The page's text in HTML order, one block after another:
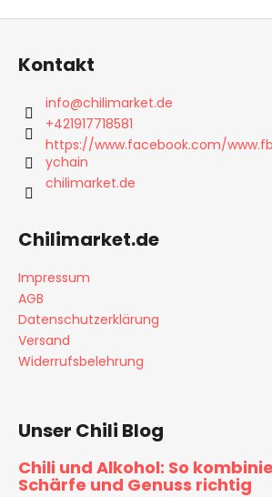
Kontakt
info@chilimarket.de
+421917718581
https://www.facebook.com/
ychain
chilimarket.de
Chilimarket.de
Impressum
AGB
Datenschutzerklärung
Versand
Widerrufsbelehrung
Unser Chili Blog
Chili und Alkohol: So
Schärfe und Genuss richtig